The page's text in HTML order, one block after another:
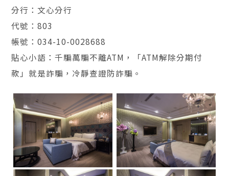
分行：文心分行
代號：803
帳號：034-10-0028688
貼心小語：千騙萬騙不離ATM，「ATM解除分期付
款」就是詐騙，冷靜查證防詐騙。